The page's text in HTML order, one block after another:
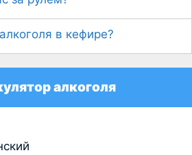
в кефире?
алкоголя